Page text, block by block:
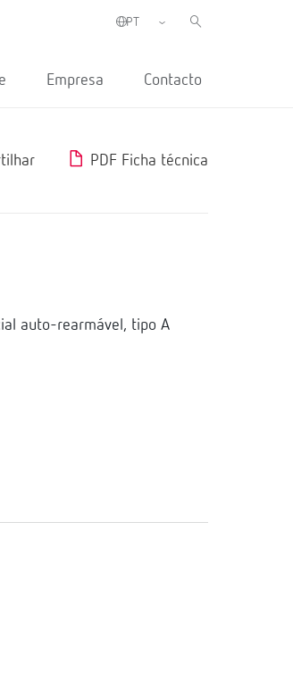
Empresa Contacto
PDF Ficha técnica
auto-rearmável, tipo A